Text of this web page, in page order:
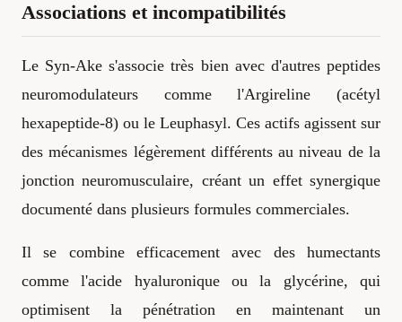
Associations et incompatibilités
Le Syn-Ake s'associe très bien avec d'autres peptides
neuromodulateurs comme l'Argireline (acétyl
hexapeptide-8) ou le Leuphasyl. Ces actifs agissent sur
des mécanismes légèrement différents au niveau de la
jonction neuromusculaire, créant un effet synergique
documenté dans plusieurs formules commerciales.
Il se combine efficacement avec des humectants
comme l'acide hyaluronique ou la glycérine, qui
optimisent la pénétration en maintenant un